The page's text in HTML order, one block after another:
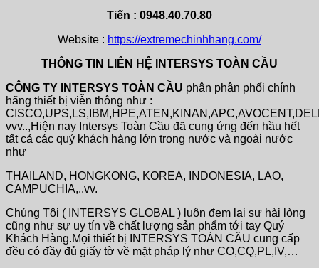
Tiến : 0948.40.70.80
Website : https://extremechinhhang.com/
THÔNG TIN LIÊN HỆ INTERSYS TOÀN CẦU
CÔNG TY INTERSYS TOÀN CẦU phân phân phối chính
hãng thiết bị viễn thông như :
vvv..,Hiện nay Intersys Toàn Cầu đã cung ứng đến hầu hết
tất cả các quý khách hàng lớn trong nước và ngoài nước
như
THAILAND, HONGKONG, KOREA, INDONESIA, LAO,
CAMPUCHIA,..vv.
Chúng Tôi ( INTERSYS GLOBAL ) luôn đem lại sự hài lòng
cũng như sự uy tín về chất lượng sản phẩm tới tay Quý
Khách Hàng.Mọi thiết bị INTERSYS TOÀN CẦU cung cấp
đều có đầy đủ giấy tờ về mặt pháp lý như CO,CQ,PL,IV,…